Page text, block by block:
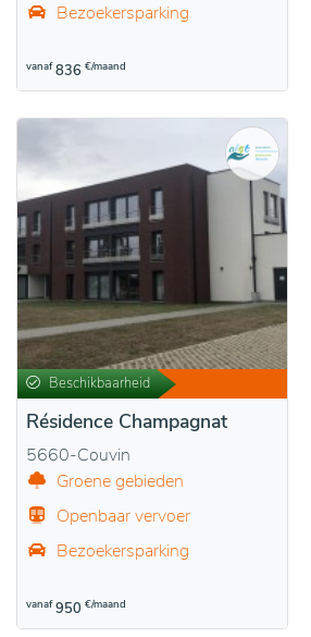
Bezoekersparking
vanaf 836 €/maand
Beschikbaarheid
Résidence Champagnat
5660-Couvin
Groene gebieden
Openbaar vervoer
Bezoekersparking
vanaf 950 €/maand